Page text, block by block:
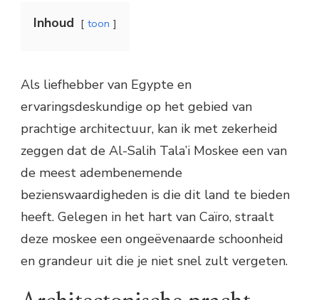
Inhoud toon
Als liefhebber van Egypte en
ervaringsdeskundige op het gebied van
prachtige architectuur, kan ik met zekerheid
zeggen dat de Al-Salih Tala’i Moskee een van
de meest adembenemende
bezienswaardigheden is die dit land te bieden
heeft. Gelegen in het hart van Caïro, straalt
deze moskee een ongeëvenaarde schoonheid
en grandeur uit die je niet snel zult vergeten.